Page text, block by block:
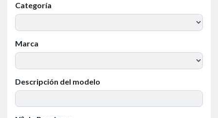
Categoría
Marca
Descripción del modelo